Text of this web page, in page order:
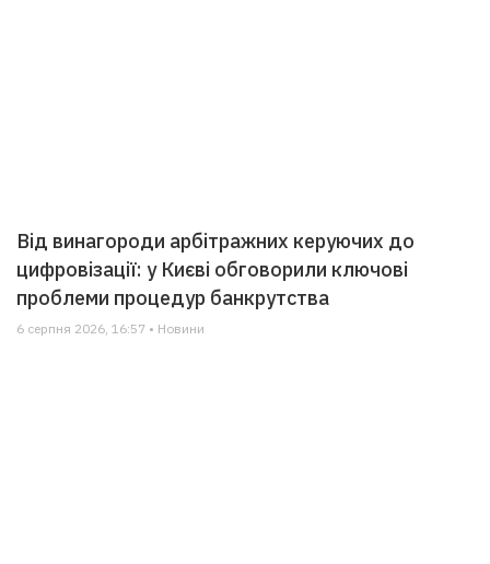
Від винагороди арбітражних керуючих до
цифровізації: у Києві обговорили ключові
проблеми процедур банкрутства
6 серпня 2026, 16:57 • Новини